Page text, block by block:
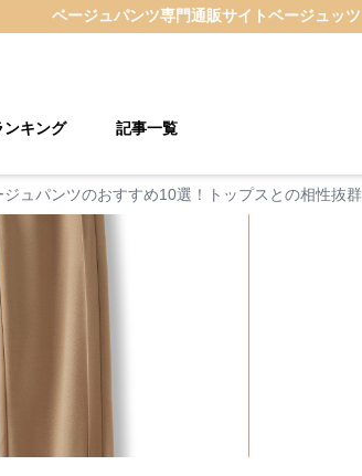
ベージュパンツ専門通販サイトベージュッツ
ンキング 記事一覧
ジュパンツのおすすめ10選！トップスとの相性抜